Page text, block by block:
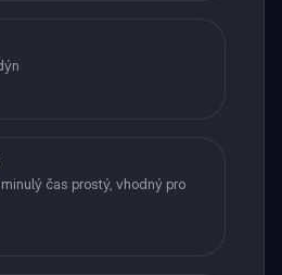
čas prostý, vhodný pro